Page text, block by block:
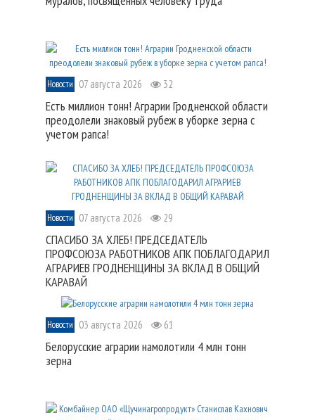
Новости 07 августа 2026 32
Есть миллион тонн! Аграрии Гродненской области
преодолели знаковый рубеж в уборке зерна с
учетом рапса!
Новости 07 августа 2026 29
СПАСИБО ЗА ХЛЕБ! ПРЕДСЕДАТЕЛЬ
ПРОФСОЮЗА РАБОТНИКОВ АПК ПОБЛАГОДАРИЛ
АГРАРИЕВ ГРОДНЕНЩИНЫ ЗА ВКЛАД В ОБЩИЙ
КАРАВАЙ
Новости 03 августа 2026 61
Белорусские аграрии намолотили 4 млн тонн
зерна